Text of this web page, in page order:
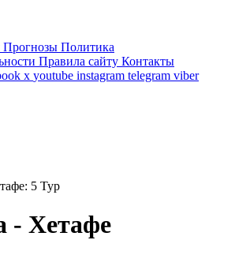
Прогнозы Политика
Правила сайту Контакты
x youtube instagram telegram viber
5 Тур
- Хетафе